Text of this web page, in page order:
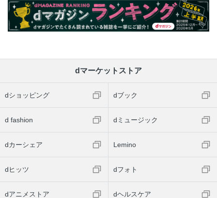
dマーケットストア
dショッピング dブック
d fashion dミュージック
dカーシェア Lemino
dヒッツ dフォト
dアニメストア dヘルスケア